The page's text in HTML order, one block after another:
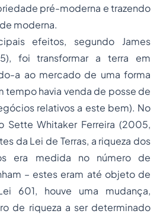
pré-moderna e trazendo
moderna.
efeitos, segundo James
foi transformar a terra em
a ao mercado de uma forma
tempo havia venda de posse de
relativos a este bem). No
Sette Whitaker Ferreira (2005,
da Lei de Terras, a riqueza dos
era medida no número de
– estes eram até objeto de
601, houve uma mudança,
de riqueza a ser determinado